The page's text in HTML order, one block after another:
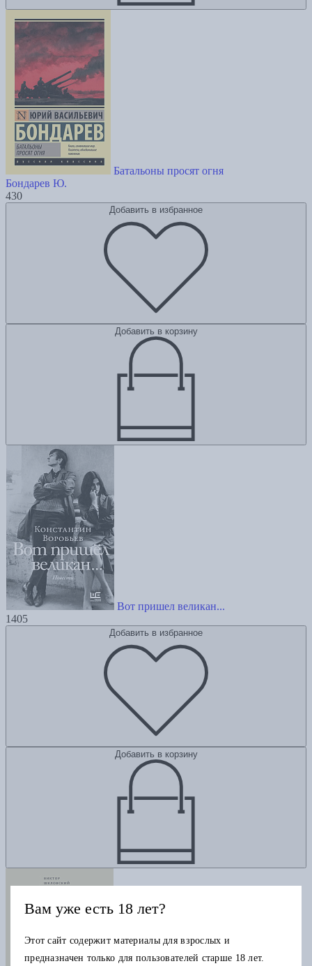
Батальоны просят огня
Бондарев Ю.
430
Добавить в избранное
Добавить в корзину
Вот пришел великан...
1405
Добавить в избранное
Добавить в корзину
Вам уже есть 18 лет?
Этот сайт содержит материалы для взрослых и
предназначен только для пользователей старше 18 лет.